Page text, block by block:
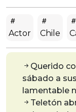
Actor Chile
Querido
sábado a
lamentable
Teletón